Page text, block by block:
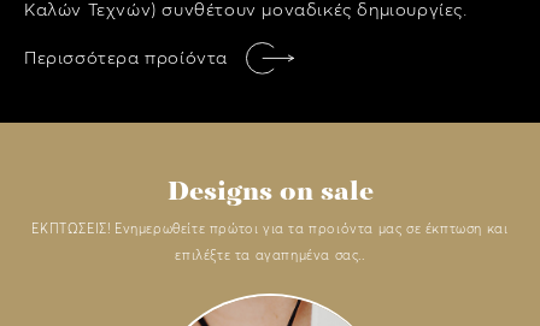
Καλών Τεχνών) συνθέτουν μοναδικές δημιουργίες.
Περισσότερα προίόντα
Designs on sale
ΕΚΠΤΩΣΕΙΣ! Ενημερωθείτε πρώτοι για τα προιόντα μας σε έκπτωση και
επιλέξτε τα αγαπημένα σας..